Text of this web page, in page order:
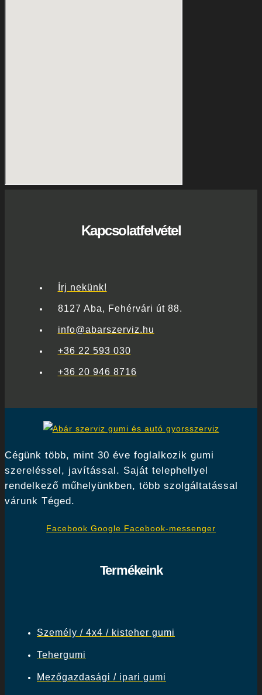
Kapcsolatfelvétel
Írj nekünk!
8127 Aba, Fehérvári út 88.
info@abarszerviz.hu
+36 22 593 030
+36 20 946 8716
Cégünk több, mint 30 éve foglalkozik gumi
szereléssel, javítással. Saját telephellyel
rendelkező műhelyünkben, több szolgáltatással
várunk Téged.
Facebook Google Facebook-messenger
Termékeink
Személy / 4x4 / kisteher gumi
Tehergumi
Mezőgazdasági / ipari gumi